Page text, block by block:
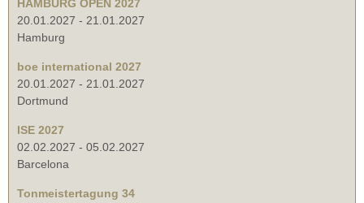
HAMBURG OPEN 2027
20.01.2027 - 21.01.2027
Hamburg
boe international 2027
20.01.2027 - 21.01.2027
Dortmund
ISE 2027
02.02.2027 - 05.02.2027
Barcelona
Tonmeistertagung 34